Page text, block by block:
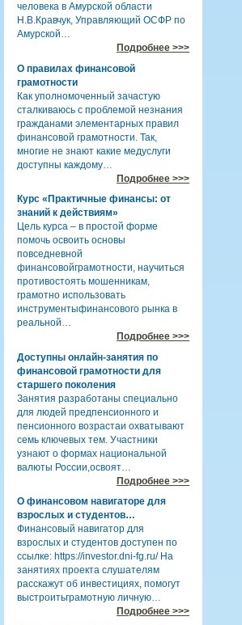
человека в Амурской области
Н.В.Кравчук, Управляющий ОСФР по
Амурской…
Подробнее >>>
О правилах финансовой
грамотности
Как уполномоченный зачастую
сталкиваюсь с проблемой незнания
гражданами элементарных правил
финансовой грамотности. Так,
многие не знают какие медуслуги
доступны каждому…
Подробнее >>>
Курс «Практичные финансы: от
знаний к действиям»
Цель курса – в простой форме
помочь освоить основы
повседневной
финансовойграмотности, научиться
противостоять мошенникам,
грамотно использовать
инструментыфинансового рынка в
реальной…
Подробнее >>>
Доступны онлайн-занятия по
финансовой грамотности для
старшего поколения
Занятия разработаны специально
для людей предпенсионного и
пенсионного возрастаи охватывают
семь ключевых тем. Участники
узнают о формах национальной
валюты России,освоят…
Подробнее >>>
О финансовом навигаторе для
взрослых и студентов…
Финансовый навигатор для
взрослых и студентов доступен по
ссылке: https://investor.dni-fg.ru/ На
занятиях проекта слушателям
расскажут об инвестициях, помогут
выстроитьграмотную личную…
Подробнее >>>